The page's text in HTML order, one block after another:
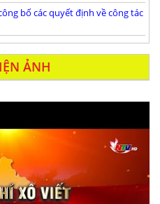
bố các quyết định về công tác
ẢNH